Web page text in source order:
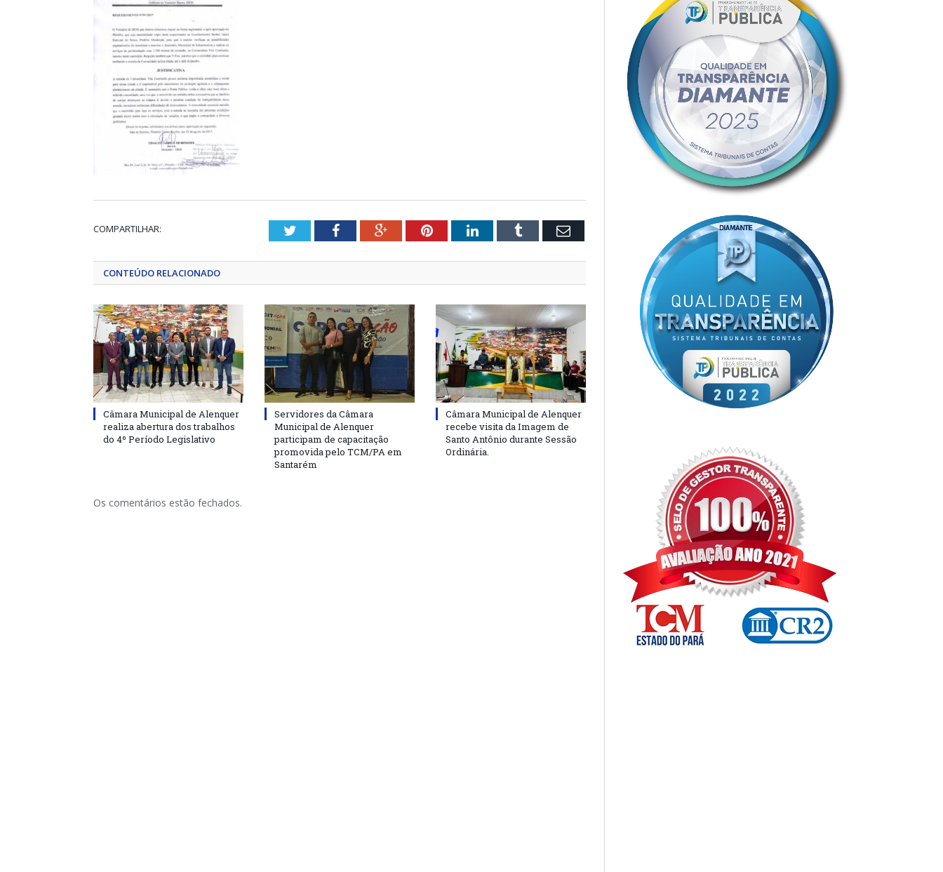
COMPARTILHAR: TwitterFacebookGoogle+PinterestLinkedInTumblr Email
CONTEÚDO RELACIONADO
Câmara Municipal de Alenquer
realiza abertura dos trabalhos
do 4º Período Legislativo
Servidores da Câmara
Municipal de Alenquer
participam de capacitação
promovida pelo TCM/PA em
Santarém
Câmara Municipal de Alenquer
recebe visita da Imagem de
Santo Antônio durante Sessão
Ordinária.
Os comentários estão fechados.